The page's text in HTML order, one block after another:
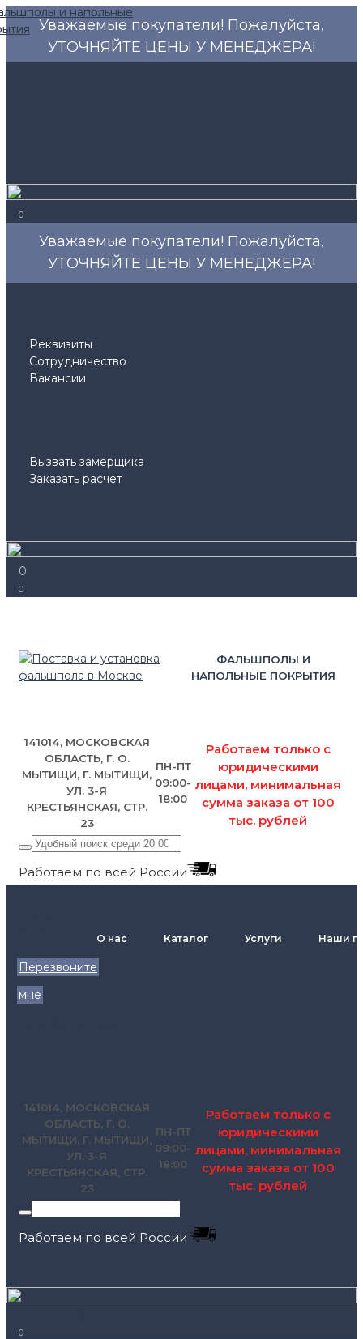
Уважаемые покупатели! Пожалуйста,
УТОЧНЯЙТЕ ЦЕНЫ У МЕНЕДЖЕРА!
0
Уважаемые покупатели! Пожалуйста,
УТОЧНЯЙТЕ ЦЕНЫ У МЕНЕДЖЕРА!
Реквизиты
Сотрудничество
Вакансии
Вызвать замерщика
Заказать расчет
0
0
ФАЛЬШПОЛЫ И
НАПОЛЬНЫЕ ПОКРЫТИЯ
141014, МОСКОВСКАЯ
ОБЛАСТЬ, Г. О.
МЫТИЩИ, Г. МЫТИЩИ,
УЛ. 3-Я
КРЕСТЬЯНСКАЯ, СТР.
23
ПН-ПТ
09:00-
18:00
Работаем только с
юридическими
лицами, минимальная
сумма заказа от 100
тыс. рублей
Работаем по всей России
Перезвоните
мне
О нас Каталог Услуги Наши
141014, МОСКОВСКАЯ
ОБЛАСТЬ, Г. О.
МЫТИЩИ, Г. МЫТИЩИ,
УЛ. 3-Я
КРЕСТЬЯНСКАЯ, СТР.
23
ПН-ПТ
09:00-
18:00
Работаем только с
юридическими
лицами, минимальная
сумма заказа от 100
тыс. рублей
Работаем по всей России
0